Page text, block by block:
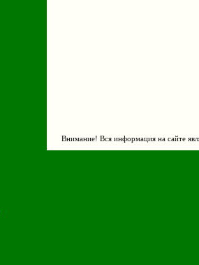
Внимание! Вся информация на сайте